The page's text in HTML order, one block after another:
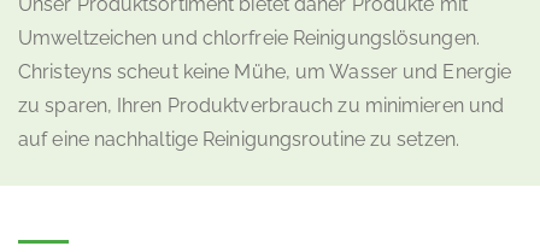
Umweltzeichen und chlorfreie Reinigungslösungen.
Christeyns scheut keine Mühe, um Wasser und Energie
zu sparen, Ihren Produktverbrauch zu minimieren und
auf eine nachhaltige Reinigungsroutine zu setzen.